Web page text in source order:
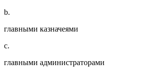
b.
главными казначеями
c.
главными администраторами